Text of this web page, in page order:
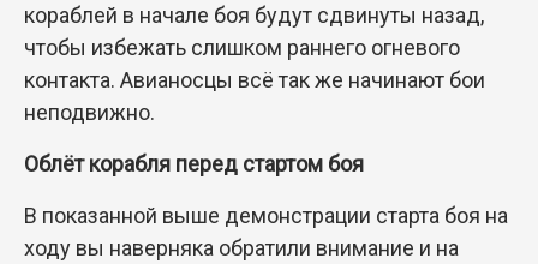
кораблей в начале боя будут сдвинуты назад,
чтобы избежать слишком раннего огневого
контакта. Авианосцы всё так же начинают бои
неподвижно.
Облёт корабля перед стартом боя
В показанной выше демонстрации старта боя на
ходу вы наверняка обратили внимание и на